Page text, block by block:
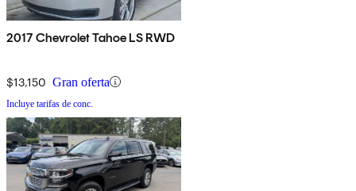
2017 Chevrolet Tahoe LS RWD
$13,150 Gran oferta
Incluye tarifas de conc.